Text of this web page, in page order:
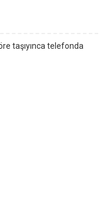
taşıyınca telefonda